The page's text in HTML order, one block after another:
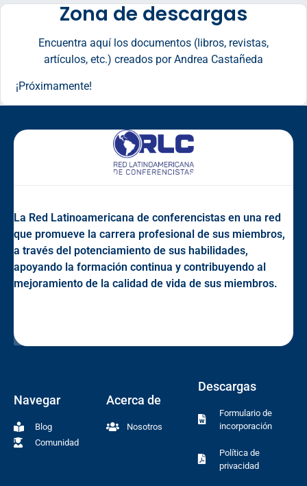
Zona de descargas
Encuentra aquí los documentos (libros, revistas,
artículos, etc.) creados por Andrea Castañeda
¡Próximamente!
La Red Latinoamericana de conferencistas en una red
que promueve la carrera profesional de sus miembros,
a través del potenciamiento de sus habilidades,
apoyando la formación continua y contribuyendo al
mejoramiento de la calidad de vida de sus miembros.
Navegar
Blog
Comunidad
Acerca de
Nosotros
Descargas
Formulario de
incorporación
Política de
privacidad